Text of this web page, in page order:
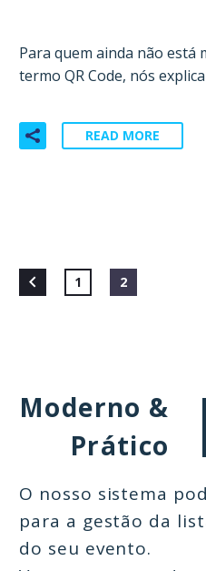
Para quem ainda não está
termo QR Code, nós
READ MORE
1 2
Moderno &
Prático
O nosso sistema
para a gestão da
do seu evento.